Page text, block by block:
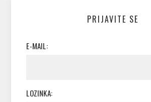
PRIJAVITE SE
E-MAIL:
LOZINKA: